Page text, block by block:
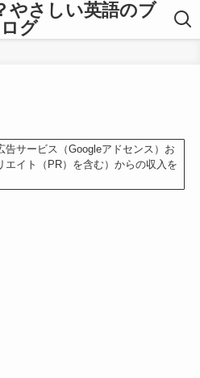
やさしい英語のブ
ログ
告サービス（Googleアドセンス）お
エイト（PR）を含む）からの収入を